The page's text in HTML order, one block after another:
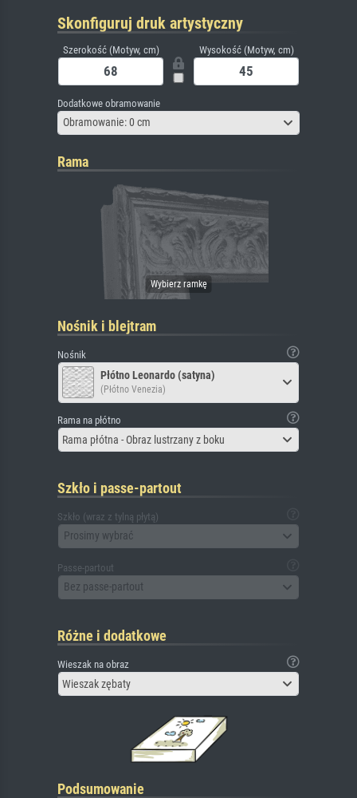
Skonfiguruj druk artystyczny
Szerokość (Motyw, cm) Wysokość (Motyw, cm)
Dodatkowe obramowanie
Obramowanie: 0 cm
Rama
Nośnik i blejtram
Nośnik
Płótno Leonardo (satyna)
(Płótno Venezia)
Rama na płótno
Rama płótna - Obraz lustrzany z boku
Szkło i passe-partout
Szkło (wraz z tylną płytą)
Prosimy wybrać
Passe-partout
Bez passe-partout
Różne i dodatkowe
Wieszak na obraz
Wieszak zębaty
Podsumowanie